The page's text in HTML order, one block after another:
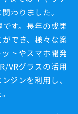
わりました。
す。長年の成果
でき、様々な案
トやスマホ開発
VRグラスの活用
ジンを利用し、